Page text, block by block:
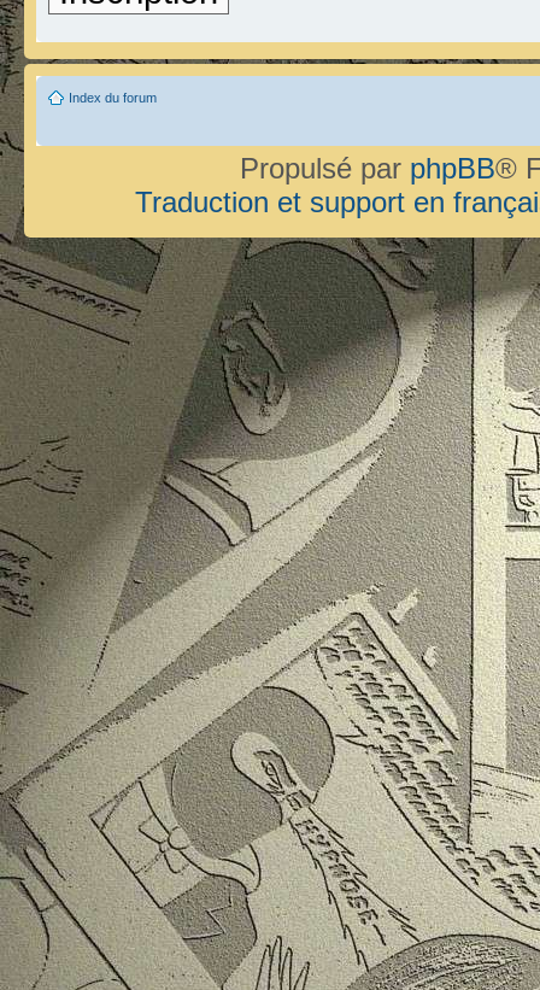
Index du forum
Propulsé par phpBB®
Traduction et support en